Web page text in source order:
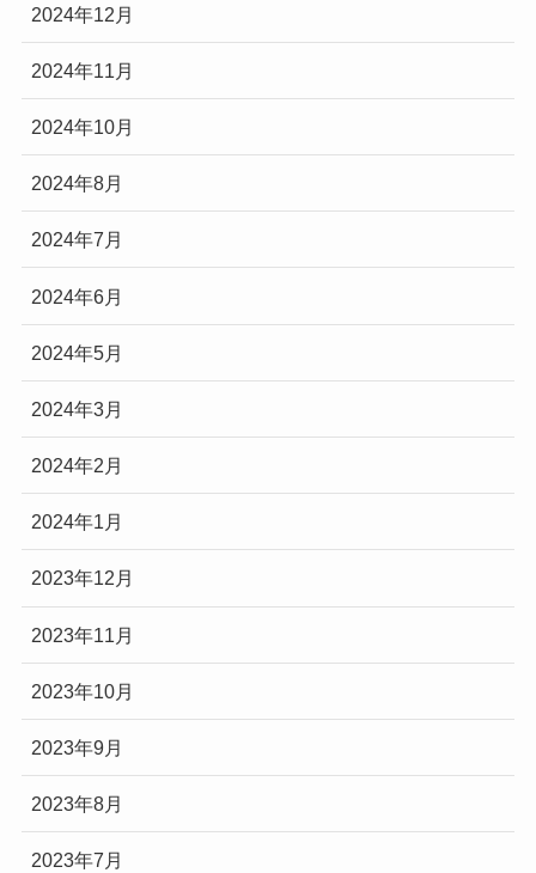
2024年12月
2024年11月
2024年10月
2024年8月
2024年7月
2024年6月
2024年5月
2024年3月
2024年2月
2024年1月
2023年12月
2023年11月
2023年10月
2023年9月
2023年8月
2023年7月